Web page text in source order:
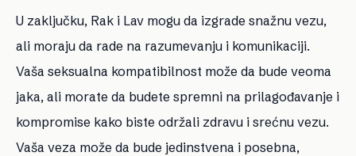
U zaključku, Rak i Lav mogu da izgrade snažnu vezu,
ali moraju da rade na razumevanju i komunikaciji.
Vaša seksualna kompatibilnost može da bude veoma
jaka, ali morate da budete spremni na prilagođavanje i
kompromise kako biste održali zdravu i srećnu vezu.
Vaša veza može da bude jedinstvena i posebna,